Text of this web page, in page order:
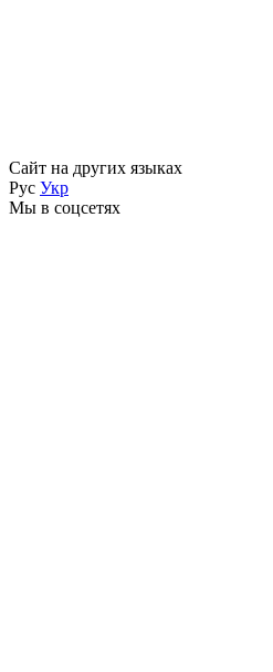
Сайт на других языках
Рус Укр
Мы в соцсетях